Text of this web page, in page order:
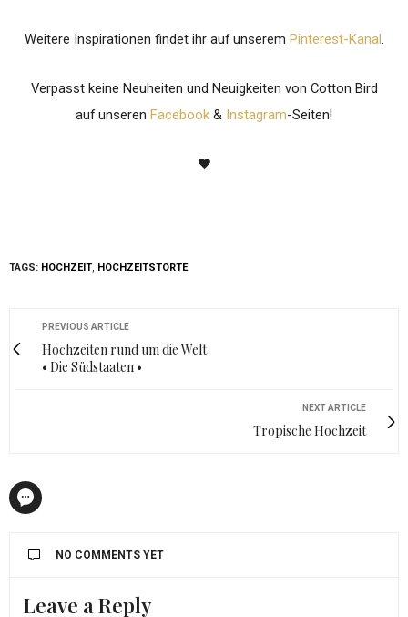
Weitere Inspirationen findet ihr auf unserem Pinterest-Kanal.
Verpasst keine Neuheiten und Neuigkeiten von Cotton Bird
auf unseren Facebook & Instagram-Seiten!
♥
TAGS: HOCHZEIT, HOCHZEITSTORTE
PREVIOUS ARTICLE
Hochzeiten rund um die Welt
• Die Südstaaten •
NEXT ARTICLE
Tropische Hochzeit
NO COMMENTS YET
Leave a Reply